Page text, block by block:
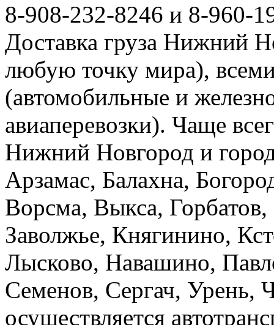
8-908-232-8246 и 8-960-
Доставка груза Нижний
любую точку мира),
(автомобильные и
авиаперевозки). Чаще
Нижний Новгород и
Арзамас, Балахна,
Ворсма, Выкса,
Заволжье, Княгинино,
Лысково, Навашино,
Семенов, Сергач, Урень,
осуществляется